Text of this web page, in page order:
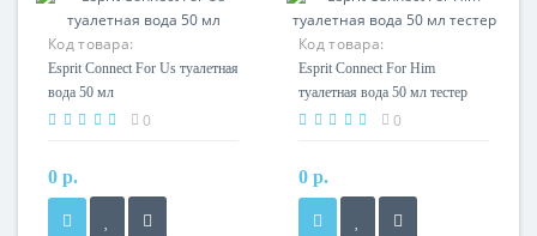
Код товара:
Esprit Connect For Us туалетная
вода 50 мл
0
0 р.
Код товара:
Esprit Connect For Him
туалетная вода 50 мл тестер
0
0 р.